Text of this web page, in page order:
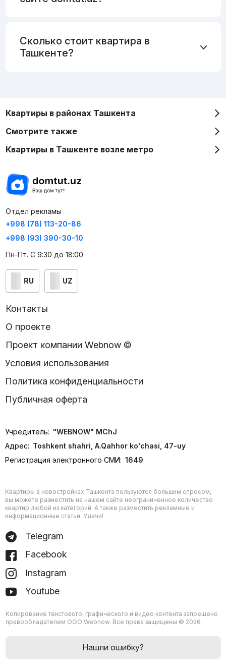
Сколько стоит квартира в
Ташкенте?
Квартиры в районах Ташкента
Смотрите также
Квартиры в Ташкенте возле метро
Отдел рекламы
+998 (78) 113-20-86
+998 (93) 390-30-10
Пн-Пт. С 9:30 до 18:00
RU UZ
Контакты
О проекте
Проект компании Webnow ©
Условия использования
Политика конфиденциальности
Публичная оферта
Учредитель: "WEBNOW" MChJ
Адрес: Toshkent shahri, A.Qahhor ko'chasi, 47-uy
Регистрация электронного СМИ: 1649
Квартиры в новостройках Ташкента пользуются большим спросом,
вы можете разместить на нашем сайте неограниченное количество
квартир любой из категорий. А также разместить рекламные и
информационные статьи. Удачи!
Telegram
Facebook
Instagram
Youtube
Копирование текстового, графического и видео контента запрещено
правообладателем ООО Webnow. Все права защищены © 2026
Нашли ошибку?